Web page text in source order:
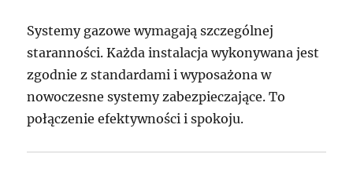
Systemy gazowe wymagają szczególnej
staranności. Każda instalacja wykonywana jest
zgodnie z standardami i wyposażona w
nowoczesne systemy zabezpieczające. To
połączenie efektywności i spokoju.